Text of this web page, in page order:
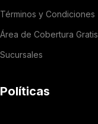
Términos y Condiciones
Área de Cobertura Gratis
Sucursales
Políticas